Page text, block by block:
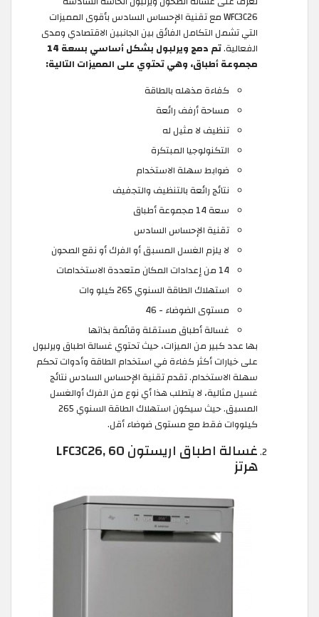
WFC3C26 مع تقنية الإحساس السادس بأقوى المميزات
التي تشمل التكامل الفائق بين الجانبين الاقتصادي ومدى
الفعالية.
تم دمج ويرلبول بشكل أساسي بسعة 14
مجموعة أطباق، وهي تحتوي على المميزات التالية:
كفاءة مذهله بالطاقة
مساحة أرفف رائعة
تنظيف لا مثيل له
التكنولوجيا المبتكرة
ضوابط سهلة الاستخدام
نتائج رائعة بالتنظيف والتجفيف
سعة 14 مجموعة أطباق
تقنية الإحساس السادس
لا يلزم الغسل المسبق أو الفرك أو نقع الصحون
14 من إعدادات المكان متعددة الاستخدامات
استهلاك الطاقة السنوي 265 كيلو وات
مستوى الضوضاء - 46
غسالة أطباق مستقلة وقائمة بذاتها
بها عدد كبير من الميزات، حيث تحتوي غسالة اطباق ويرلبول
على خيارات أكثر كفاءة في استخدام الطاقة وأدوات تحكم
سهلة الاستخدام. تقدم تقنية الإحساس السادس نتائج
غسيل مثالية، لا يتطلب هذا أي نوع من الفرك أوالغسل
المسبق. حيث سيكون استهلاك الطاقة السنوي 265
كيلووات فقط مع مستوى ضوضاء أقل.
غسالة اطباق اريستون LFC3C26, 60
هرتز